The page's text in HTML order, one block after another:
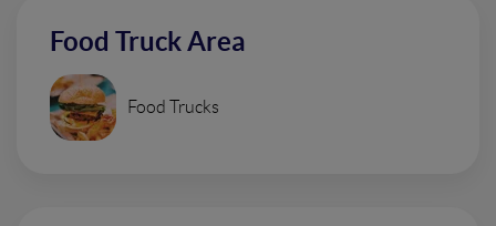
Food Truck Area
Food Trucks